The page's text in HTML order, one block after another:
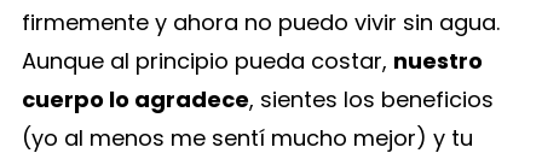
firmemente y ahora no puedo vivir sin agua.
Aunque al principio pueda costar, nuestro
cuerpo lo agradece, sientes los beneficios
(yo al menos me sentí mucho mejor) y tu